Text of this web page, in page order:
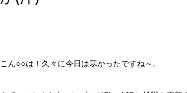
こん○○は！久々に今日は寒かったですね～。